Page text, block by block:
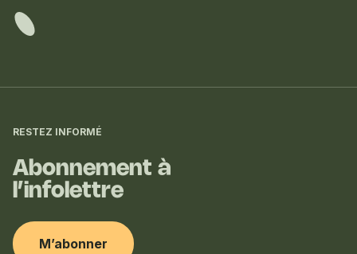
complémentaires
RESTEZ INFORMÉ
Abonnement à
l’infolettre
M’abonner